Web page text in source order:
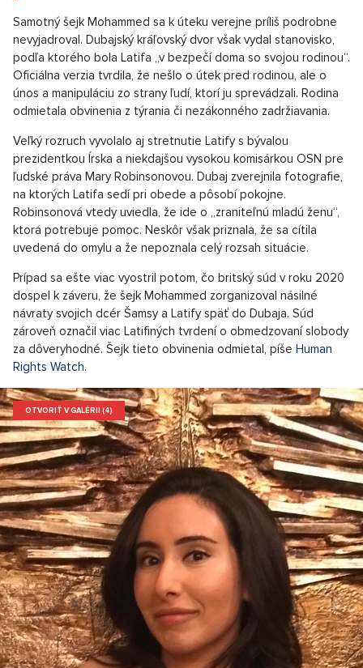
Samotný šejk Mohammed sa k úteku verejne príliš podrobne
nevyjadroval. Dubajský kráľovský dvor však vydal stanovisko,
podľa ktorého bola Latifa „v bezpečí doma so svojou rodinou“.
Oficiálna verzia tvrdila, že nešlo o útek pred rodinou, ale o
únos a manipuláciu zo strany ľudí, ktorí ju sprevádzali. Rodina
odmietala obvinenia z týrania či nezákonného zadržiavania.
Veľký rozruch vyvolalo aj stretnutie Latify s bývalou
prezidentkou Írska a niekdajšou vysokou komisárkou OSN pre
ľudské práva Mary Robinsonovou. Dubaj zverejnila fotografie,
na ktorých Latifa sedí pri obede a pôsobí pokojne.
Robinsonová vtedy uviedla, že ide o „zraniteľnú mladú ženu“,
ktorá potrebuje pomoc. Neskôr však priznala, že sa cítila
uvedená do omylu a že nepoznala celý rozsah situácie.
Prípad sa ešte viac vyostril potom, čo britský súd v roku 2020
dospel k záveru, že šejk Mohammed zorganizoval násilné
návraty svojich dcér Šamsy a Latify späť do Dubaja. Súd
zároveň označil viac Latifiných tvrdení o obmedzovaní slobody
za dôveryhodné. Šejk tieto obvinenia odmietal, píše Human
Rights Watch.
OTVORIŤ V GALÉRII (4)